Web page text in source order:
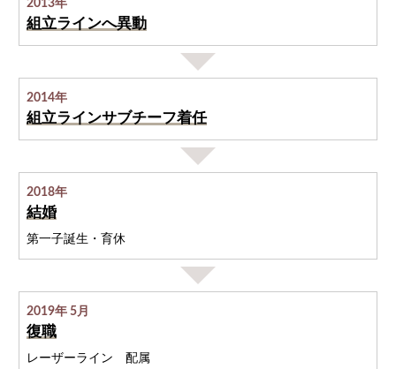
2013年
組立ラインへ異動
2014年
組立ラインサブチーフ着任
2018年
結婚
第一子誕生・育休
2019年 5月
復職
レーザーライン 配属